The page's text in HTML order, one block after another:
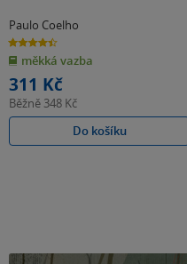
Paulo Coelho
4.4
z
5
hvězdiček
měkká vazba
311 Kč
Běžně 348 Kč
Do košíku